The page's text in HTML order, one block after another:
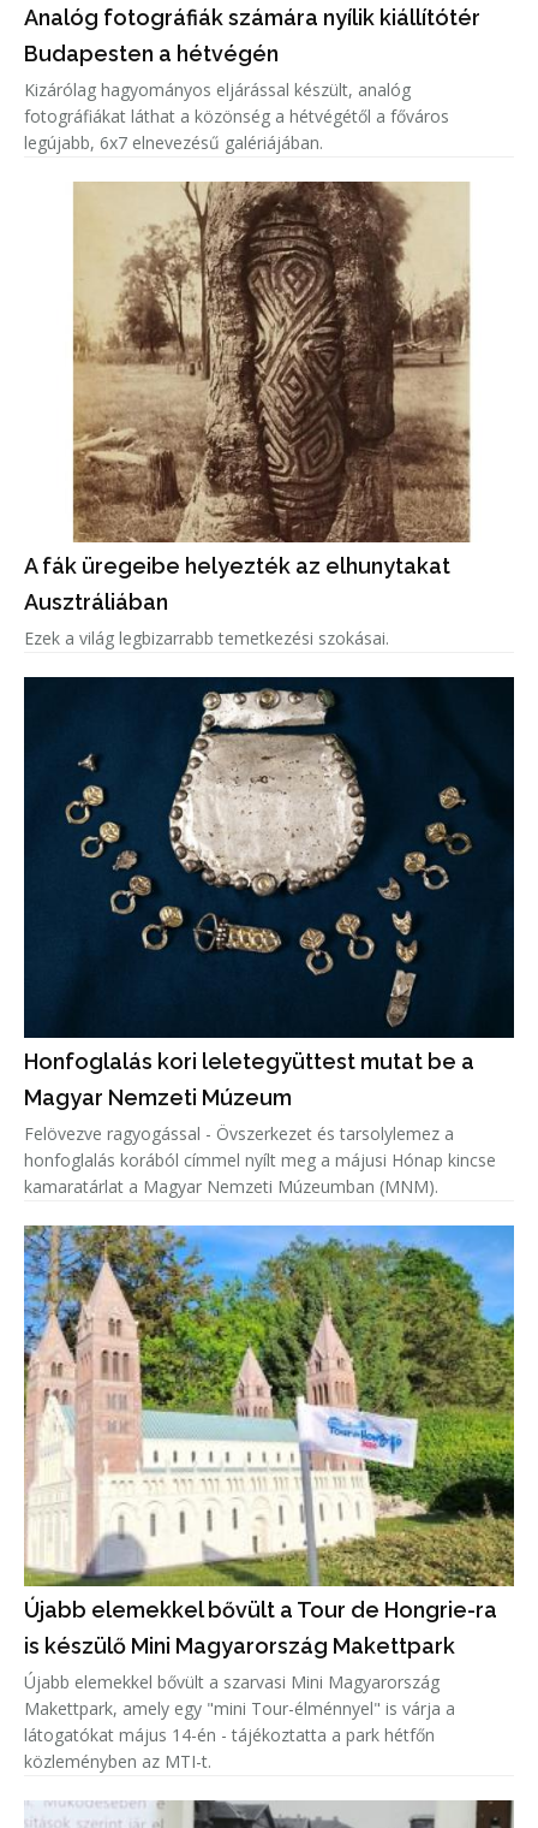
Analóg fotográfiák számára nyílik kiállítótér
Budapesten a hétvégén
Kizárólag hagyományos eljárással készült, analóg
fotográfiákat láthat a közönség a hétvégétől a főváros
legújabb, 6x7 elnevezésű galériájában.
A fák üregeibe helyezték az elhunytakat
Ausztráliában
Ezek a világ legbizarrabb temetkezési szokásai.
Honfoglalás kori leletegyüttest mutat be a
Magyar Nemzeti Múzeum
Felövezve ragyogással - Övszerkezet és tarsolylemez a
honfoglalás korából címmel nyílt meg a májusi Hónap kincse
kamaratárlat a Magyar Nemzeti Múzeumban (MNM).
Újabb elemekkel bővült a Tour de Hongrie-ra
is készülő Mini Magyarország Makettpark
Újabb elemekkel bővült a szarvasi Mini Magyarország
Makettpark, amely egy "mini Tour-élménnyel" is várja a
látogatókat május 14-én - tájékoztatta a park hétfőn
közleményben az MTI-t.